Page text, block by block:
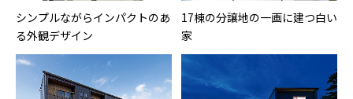
シンプルながらインパクトのあ
る外観デザイン
17棟の分譲地の一画に建つ白い
家